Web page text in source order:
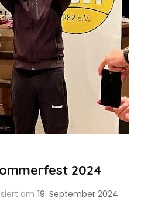
2024
am 19. September 2024